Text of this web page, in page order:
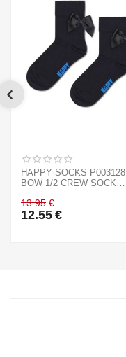
HAPPY SOCKS P003128
BOW 1/2 CREW SOCK
13.95 €
12.55 €